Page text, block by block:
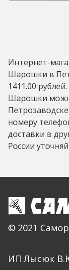
Интернет-
Шарошки в
1411.00
Шарошки
номеру
доставки в
России
© 2021
ИП Лысюк